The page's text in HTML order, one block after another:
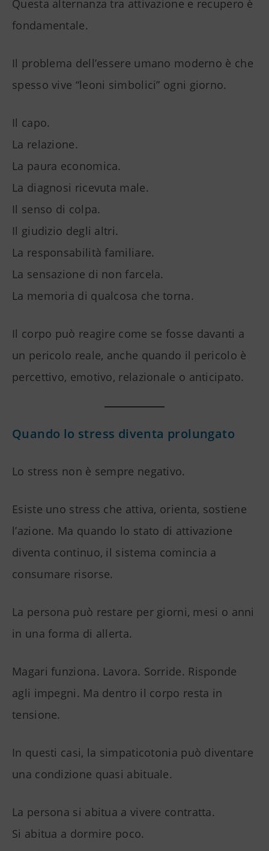
Questa alternanza tra attivazione e recupero è
fondamentale.
Il problema dell’essere umano moderno è che
spesso vive “leoni simbolici” ogni giorno.
Il capo.
La relazione.
La paura economica.
La diagnosi ricevuta male.
Il senso di colpa.
Il giudizio degli altri.
La responsabilità familiare.
La sensazione di non farcela.
La memoria di qualcosa che torna.
Il corpo può reagire come se fosse davanti a
un pericolo reale, anche quando il pericolo è
percettivo, emotivo, relazionale o anticipato.
Quando lo stress diventa prolungato
Lo stress non è sempre negativo.
Esiste uno stress che attiva, orienta, sostiene
l’azione. Ma quando lo stato di attivazione
diventa continuo, il sistema comincia a
consumare risorse.
La persona può restare per giorni, mesi o anni
in una forma di allerta.
Magari funziona. Lavora. Sorride. Risponde
agli impegni. Ma dentro il corpo resta in
tensione.
In questi casi, la simpaticotonia può diventare
una condizione quasi abituale.
La persona si abitua a vivere contratta.
Si abitua a dormire poco.